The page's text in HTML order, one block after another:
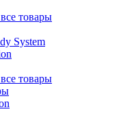
товары
System
товары